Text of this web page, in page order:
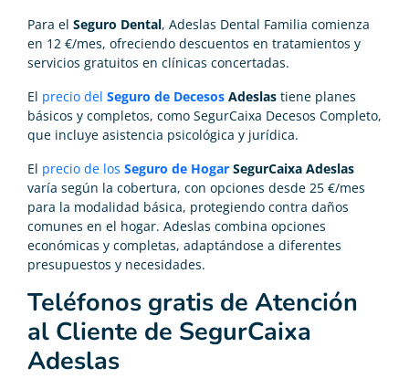
Para el Seguro Dental, Adeslas Dental Familia comienza
en 12 €/mes, ofreciendo descuentos en tratamientos y
servicios gratuitos en clínicas concertadas.
El precio del Seguro de Decesos Adeslas tiene planes
básicos y completos, como SegurCaixa Decesos Completo,
que incluye asistencia psicológica y jurídica.
El precio de los Seguro de Hogar SegurCaixa Adeslas
varía según la cobertura, con opciones desde 25 €/mes
para la modalidad básica, protegiendo contra daños
comunes en el hogar. Adeslas combina opciones
económicas y completas, adaptándose a diferentes
presupuestos y necesidades.
Teléfonos gratis de Atención
al Cliente de SegurCaixa
Adeslas